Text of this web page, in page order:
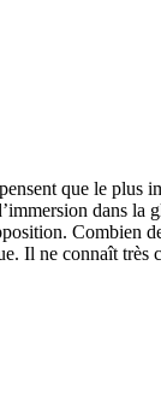
que le plus
dans la
Combien
Il ne connaît très